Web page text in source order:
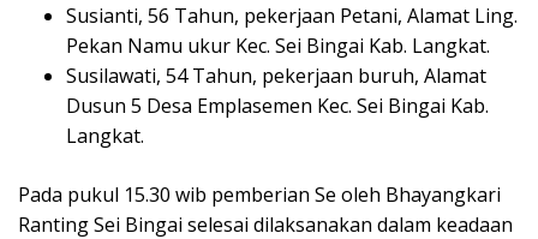
Susianti, 56 Tahun, pekerjaan Petani, Alamat Ling.
Pekan Namu ukur Kec. Sei Bingai Kab. Langkat.
Susilawati, 54 Tahun, pekerjaan buruh, Alamat
Dusun 5 Desa Emplasemen Kec. Sei Bingai Kab.
Langkat.
Pada pukul 15.30 wib pemberian Se oleh Bhayangkari
Ranting Sei Bingai selesai dilaksanakan dalam keadaan